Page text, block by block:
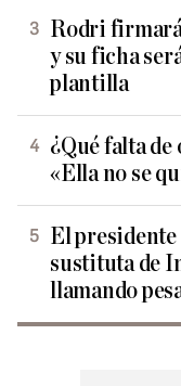
Rodri
y su ficha
plantilla
¿Qué falta
«Ella no se
El presidente
sustituta de
llamando